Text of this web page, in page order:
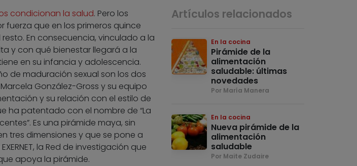
condicionan la salud. Pero los
que en los primeros quince
En consecuencia, vinculado a la
y con qué bienestar llegará a la
en su infancia y adolescencia.
de maduración sexual son los dos
González-Gross y su equipo
y su relación con el estilo de
ha patentado con el nombre de “La
Es una pirámide maya, sin
tres dimensiones y que se pone a
la Red de investigación que
apoya la pirámide.
Artículos relacionados
En la cocina
Pirámide de la
alimentación
saludable: últimas
novedades
Por María Manera
En la cocina
Nueva pirámide de la
alimentación
saludable
Por Maite Zudaire